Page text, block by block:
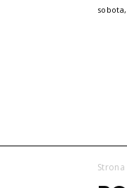
Strona